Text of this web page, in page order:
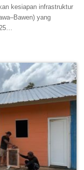
kesiapan infrastruktur
yang